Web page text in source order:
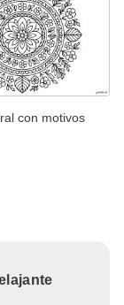
con motivos